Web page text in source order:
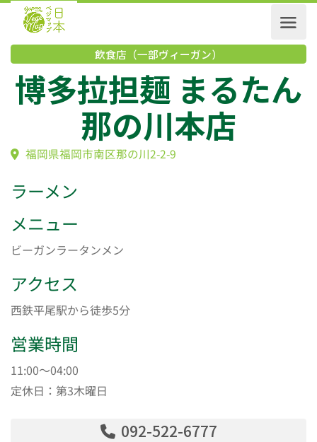
飲食店（一部ヴィーガン）
博多拉担麺 まるた
那の川本店
ラーメン
メニュー
ビーガンラータンメン
アクセス
西鉄平尾駅から徒歩5分
営業時間
11:00～04:00
定休日：第3木曜日
092-522-6777